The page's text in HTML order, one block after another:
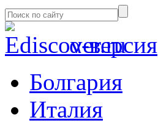
α-версия
Болгария
Италия